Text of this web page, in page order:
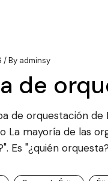
By adminsy
de
de orquestación
La mayoría de las
Es "¿quién